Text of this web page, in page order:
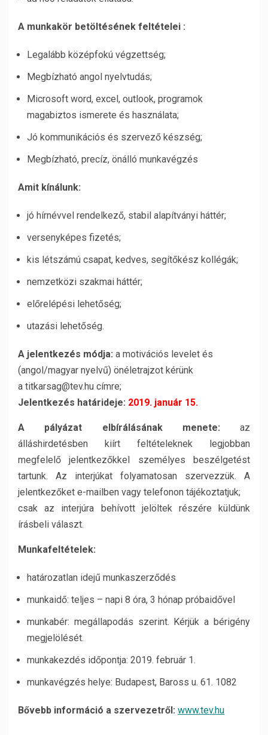
A munkakör betöltésének feltételei :
Legalább középfokú végzettség;
Megbízható angol nyelvtudás;
Microsoft word, excel, outlook, programok
magabiztos ismerete és használata;
Jó kommunikációs és szervező készség;
Megbízható, precíz, önálló munkavégzés
Amit kínálunk:
jó hírnévvel rendelkező, stabil alapítványi háttér;
versenyképes fizetés;
kis létszámú csapat, kedves, segítőkész kollégák;
nemzetközi szakmai háttér;
előrelépési lehetőség;
utazási lehetőség.
A jelentkezés módja: a motivációs levelet és
(angol/magyar nyelvű) önéletrajzot kérünk
a titkarsag@tev.hu címre;
Jelentkezés határideje: 2019. január 15.
A pályázat elbírálásának menete: az
álláshirdetésben kiírt feltételeknek legjobban
megfelelő jelentkezőkkel személyes beszélgetést
tartunk. Az interjúkat folyamatosan szervezzük. A
jelentkezőket e-mailben vagy telefonon tájékoztatjuk;
csak az interjúra behívott jelöltek részére küldünk
írásbeli választ.
Munkafeltételek:
határozatlan idejű munkaszerződés
munkaidő: teljes – napi 8 óra, 3 hónap próbaidővel
munkabér: megállapodás szerint. Kérjük a bérigény
megjelölését.
munkakezdés időpontja: 2019. február 1.
munkavégzés helye: Budapest, Baross u. 61. 1082
Bővebb információ a szervezetről: www.tev.hu